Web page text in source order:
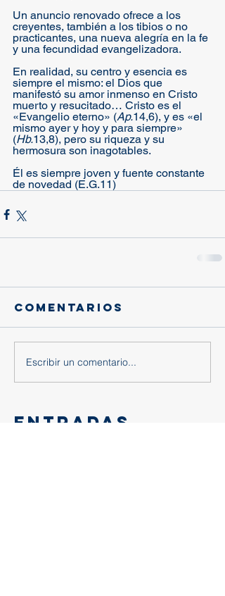
Un anuncio renovado ofrece a los
creyentes, también a los tibios o no
practicantes, una nueva alegría en la fe
y una fecundidad evangelizadora.
En realidad, su centro y esencia es
siempre el mismo: el Dios que
manifestó su amor inmenso en Cristo
muerto y resucitado… Cristo es el
«Evangelio eterno» (Ap.14,6), y es «el
mismo ayer y hoy y para siempre»
(Hb.13,8), pero su riqueza y su
hermosura son inagotables.
Él es siempre joven y fuente constante
de novedad (E.G.11)
Comentarios
Escribir un comentario...
Entradas